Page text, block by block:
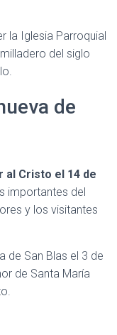
la Iglesia Parroquial
del siglo
de
al Cristo el 14 de
importantes del
y los visitantes
de San Blas el 3 de
de Santa María